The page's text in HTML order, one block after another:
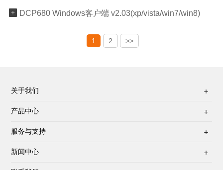
 DCP680 Windows客户端 v2.03(xp/vista/win7/win8)
1 2 >>
关于我们 
产品中心 
服务与支持 
新闻中心 